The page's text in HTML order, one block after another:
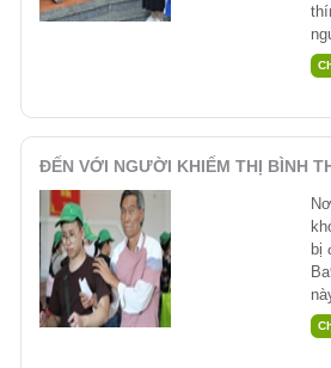
ĐẾN VỚI NGƯỜI KHIẾM THỊ BÌNH
bị